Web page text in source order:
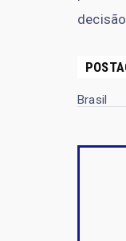
Brasil